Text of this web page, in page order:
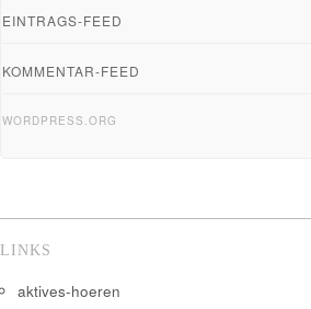
EINTRAGS-FEED
KOMMENTAR-FEED
WORDPRESS.ORG
LINKS
aktives-hoeren